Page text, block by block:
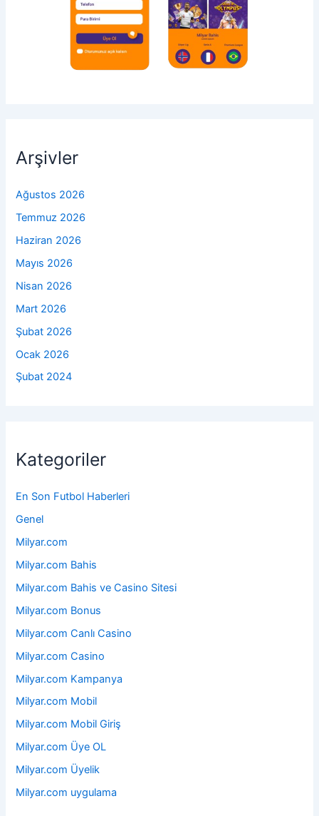
Arşivler
Ağustos 2026
Temmuz 2026
Haziran 2026
Mayıs 2026
Nisan 2026
Mart 2026
Şubat 2026
Ocak 2026
Şubat 2024
Kategoriler
En Son Futbol Haberleri
Genel
Milyar.com
Milyar.com Bahis
Milyar.com Bahis ve Casino Sitesi
Milyar.com Bonus
Milyar.com Canlı Casino
Milyar.com Casino
Milyar.com Kampanya
Milyar.com Mobil
Milyar.com Mobil Giriş
Milyar.com Üye OL
Milyar.com Üyelik
Milyar.com uygulama